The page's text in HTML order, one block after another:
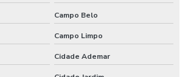
Para Fabricação De Colchões
Sem Corte Minas Gerais
Em Minas Gerais
Campo Belo
Campo Limpo
Cidade Ademar